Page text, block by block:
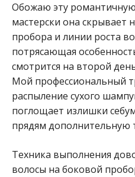
Обожаю эту романтичную
мастерски она скрывает
пробора и линии роста
потрясающая
смотрится на второй
Мой профессиональный
распыление сухого
поглощает излишки
прядям дополнительную
Техника выполнения
волосы на боковой